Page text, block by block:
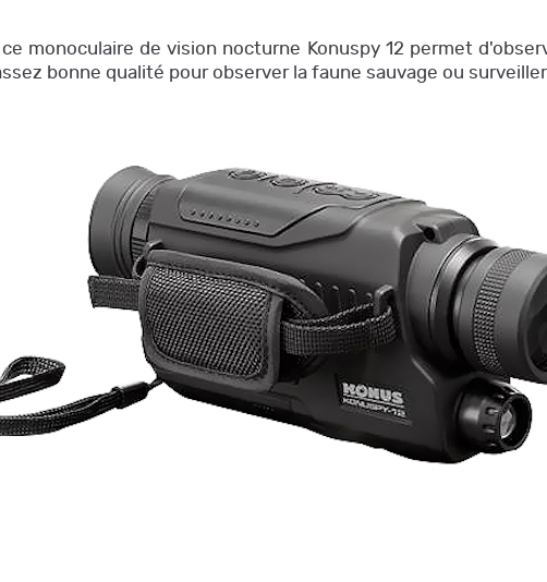
monoculaire de vision nocturne Konuspy 12 permet
bonne qualité pour observer la faune sauvage ou